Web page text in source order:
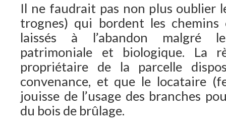
Il ne faudrait pas non plus oublier
trognes) qui bordent les chemins
laissés à l’abandon malgré
patrimoniale et biologique. La
propriétaire de la parcelle
convenance, et que le locataire
jouisse de l’usage des branches
du bois de brûlage.